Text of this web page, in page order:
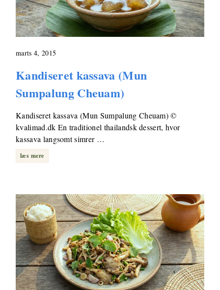
marts 4, 2015
Kandiseret kassava (Mun
Sumpalung Cheuam)
Kandiseret kassava (Mun Sumpalung Cheuam) ©
kvalimad.dk En traditionel thailandsk dessert, hvor
kassava langsomt simrer …
læs mere